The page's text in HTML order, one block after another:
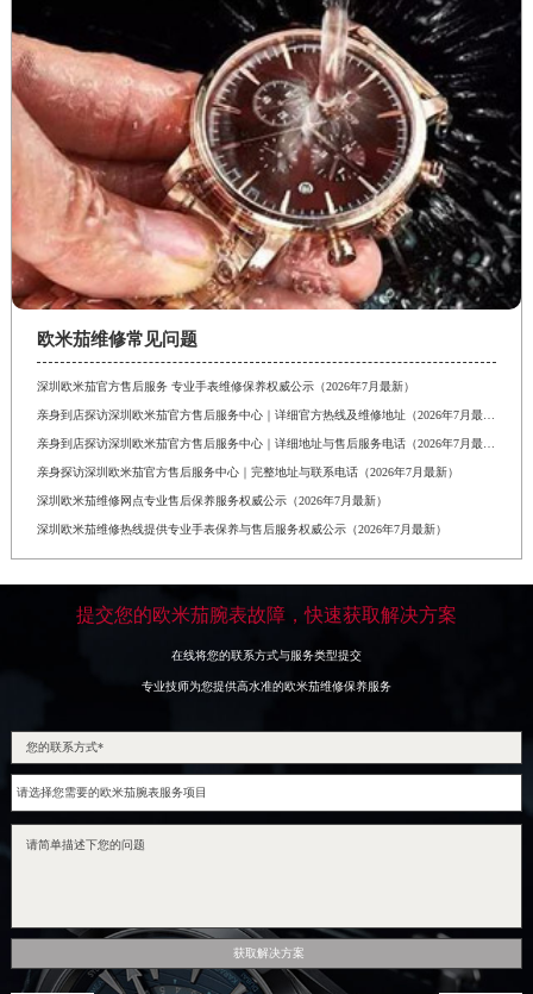
欧米茄维修常见问题
深圳欧米茄官方售后服务 专业手表维修保养权威公示（2026年7月最新）
亲身到店探访深圳欧米茄官方售后服务中心｜详细官方热线及维修地址（2026年7月最新）
亲身到店探访深圳欧米茄官方售后服务中心｜详细地址与售后服务电话（2026年7月最新）
亲身探访深圳欧米茄官方售后服务中心｜完整地址与联系电话（2026年7月最新）
深圳欧米茄维修网点专业售后保养服务权威公示（2026年7月最新）
深圳欧米茄维修热线提供专业手表保养与售后服务权威公示（2026年7月最新）
提交您的欧米茄腕表故障，快速获取解决方案
在线将您的联系方式与服务类型提交
专业技师为您提供高水准的欧米茄维修保养服务
获取解决方案